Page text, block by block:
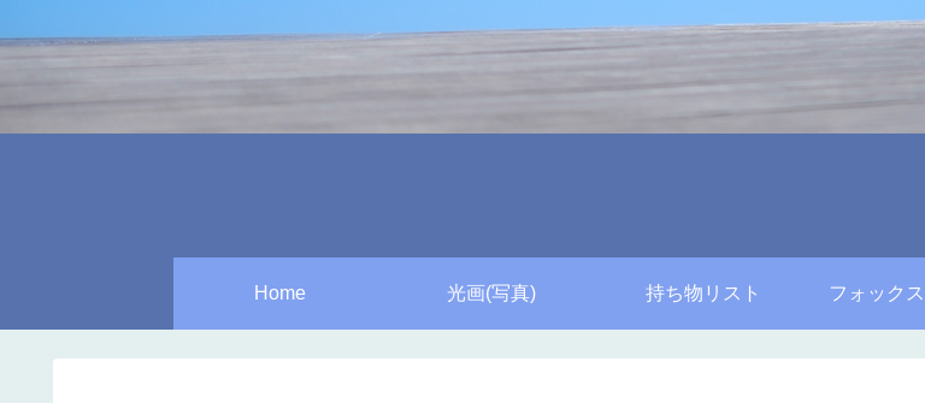
Home 光画(写真) 持ち物リスト フォック